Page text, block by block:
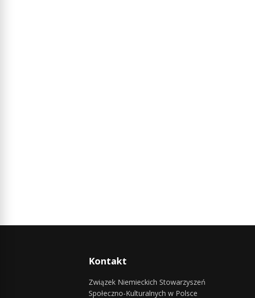
Kontakt
Związek Niemieckich Stowarzyszeń
Społeczno-Kulturalnych w Polsce